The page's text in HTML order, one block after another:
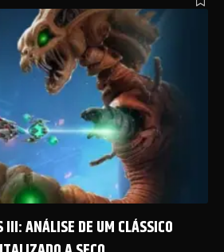
ANÁLISE DE UM CLÁSSICO